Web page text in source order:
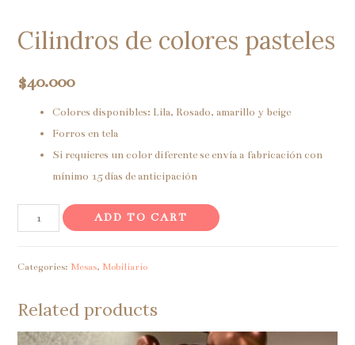
Cilindros de colores pasteles
$40.000
Colores disponibles: Lila, Rosado, amarillo y beige
Forros en tela
Si requieres un color diferente se envía a fabricación con
mínimo 15 días de anticipación
Cilindros
de
ADD TO CART
Categories:Mesas,Mobiliario
Related products